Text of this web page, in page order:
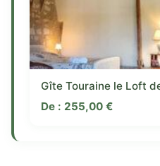
Gîte Touraine le Loft
De : 255,00 €